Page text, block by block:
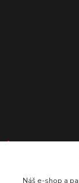
Náš e-shop a